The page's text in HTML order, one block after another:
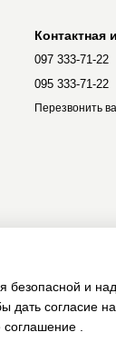
Контактная
097 333-71-22
095 333-71-22
Перезвонить
безопасной и
дать согласие на
соглашение